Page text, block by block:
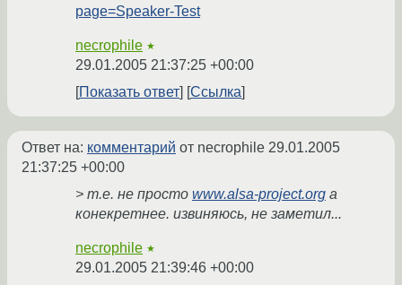
page=Speaker-Test
necrophile ★
29.01.2005 21:37:25 +00:00
Показать ответ
Ссылка
Ответ на: комментарий от necrophile 29.01.2005
21:37:25 +00:00
> т.е. не просто www.alsa-project.org а
конекретнее. извиняюсь, не заметил...
necrophile ★
29.01.2005 21:39:46 +00:00